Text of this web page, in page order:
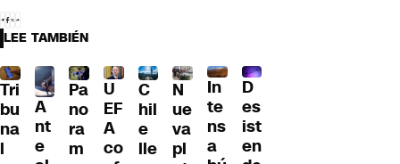
LEE TAMBIÉN
Tri
bu
na
l
A
nt
e
Pa
no
ra
m
U
EF
A
co
C
hil
e
lle
N
ue
va
pl
In
te
ns
a
D
es
ist
en